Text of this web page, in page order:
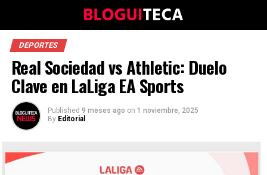
DEPORTES
Real Sociedad vs Athletic: Duelo
Clave en LaLiga EA Sports
Published 9 meses ago on 1 noviembre, 2025
By Editorial